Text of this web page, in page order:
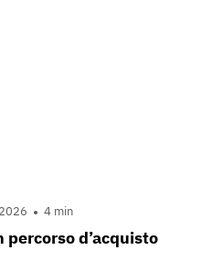
4 min
percorso d’acquisto